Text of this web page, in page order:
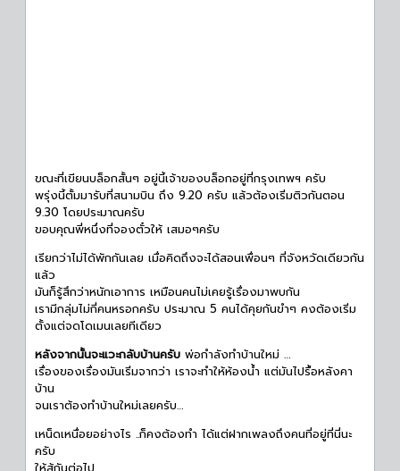
ขณะที่เขียนบล็อกสั้นๆ อยู่นี้เจ้าของบล็อกอยู่ที่กรุงเทพฯ ครับ
พรุ่งนี้ตั้มมารับที่สนามบิน ถึง 9.20 ครับ แล้วต้องเริ่มติวกันตอน
9.30 โดยประมาณครับ
ขอบคุณพี่หนึ่งที่จองตั๋วให้ เสมอๆครับ
เรียกว่าไม่ได้พักกันเลย เมื่อคิดถึงจะได้สอนเพื่อนๆ ที่จังหวัดเดียวกัน
แล้ว
มันก็รู้สึกว่าหนักเอาการ เหมือนคนไม่เคยรู้เรื่องมาพบกัน
เรามีกลุ่มไม่กี่คนหรอกครับ ประมาณ 5 คนได้คุยกันขำๆ คงต้องเริ่ม
ตั้งแต่จดโดเมนเลยทีเดียว
หลังจากนั้นจะแวะกลับบ้านครับ พ่อกำลังทำบ้านใหม่ …
เรื่องของเรื่องมันเริ่มจากว่า เราจะทำให้ห้องน้ำ แต่มันไปรื้อหลังคา
บ้าน
จนเราต้องทำบ้านใหม่เลยครับ…
เหน็ดเหนื่อยอย่างไร ..ก็คงต้องทำ ได้แต่ฝากเพลงถึงคนที่อยู่ที่นี่นะ
ครับ
ให้สู้กันต่อไป